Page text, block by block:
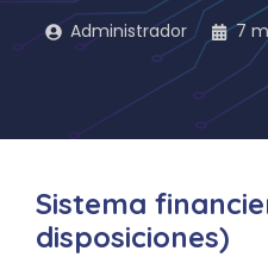
Administrador 7
Sistema
disposiciones)